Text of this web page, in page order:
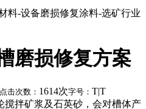
料-设备磨损修复涂料-选矿行业
磨损修复方案
点击次数： 1614次字号： T|T
搅拌矿浆及石英砂，会对槽体产